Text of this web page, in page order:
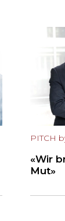
PITCH
«Wir
Mut»